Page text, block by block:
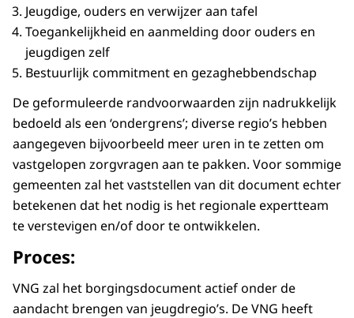
Jeugdige, ouders en verwijzer aan tafel
Toegankelijkheid en aanmelding door ouders en
jeugdigen zelf
Bestuurlijk commitment en gezaghebbendschap
De geformuleerde randvoorwaarden zijn nadrukkelijk
bedoeld als een ‘ondergrens’; diverse regio’s hebben
aangegeven bijvoorbeeld meer uren in te zetten om
vastgelopen zorgvragen aan te pakken. Voor sommige
gemeenten zal het vaststellen van dit document echter
betekenen dat het nodig is het regionale expertteam
te verstevigen en/of door te ontwikkelen.
Proces:
VNG zal het borgingsdocument actief onder de
aandacht brengen van jeugdregio’s. De VNG heeft